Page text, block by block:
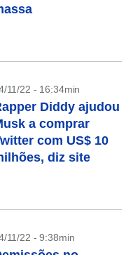
11/22 - 16:34min
Diddy ajudou
a comprar
com US$ 10
diz site
11/22 - 9:38min